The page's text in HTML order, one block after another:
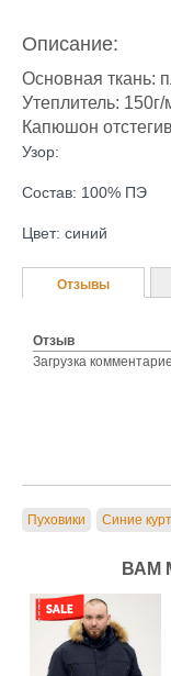
Описание:
Основная ткань:
Утеплитель:
Капюшон
Узор:
Состав: 100% ПЭ
Цвет: синий
Отзывы
Отзыв
Загрузка
Пуховики Синие
ВАМ